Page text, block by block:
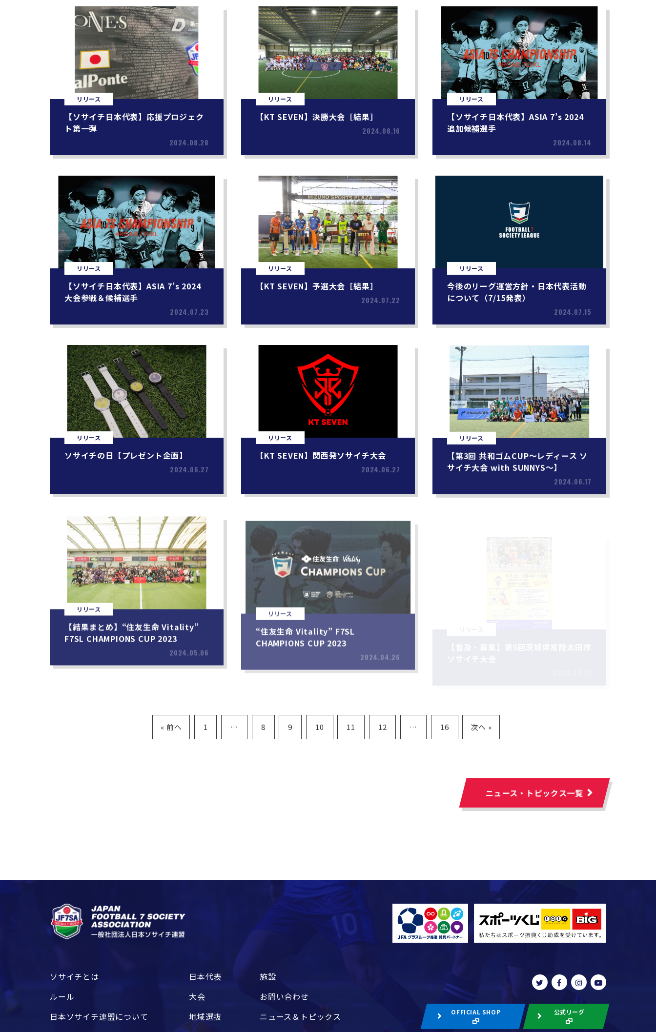
リリース
【ソサイチ日本代表】応援プロジェク
ト第一弾
2024.08.28
リリース
【KT SEVEN】決勝大会［結果］
2024.08.16
リリース
【ソサイチ日本代表】ASIA 7’s 2024
追加候補選手
2024.08.14
リリース
【ソサイチ日本代表】ASIA 7’s 2024
大会参戦＆候補選手
2024.07.23
リリース
【KT SEVEN】予選大会［結果］
2024.07.22
リリース
今後のリーグ運営方針・日本代表活動
について（7/15発表）
2024.07.15
リリース
ソサイチの日【プレゼント企画】
2024.06.27
リリース
【KT SEVEN】関西発ソサイチ大会
2024.06.27
リリース
【第3回 共和ゴムCUP〜レディース ソ
サイチ大会 with SUNNYS〜】
2024.06.17
リリース
【結果まとめ】“住友生命 Vitality”
F7SL CHAMPIONS CUP 2023
2024.05.06
リリース
CHAMPIONS CUP 2023
« 前へ 1 … 8 9 10 11 12 … 16 次へ »
ニュース・トピックス一覧
ソサイチとは
ルール
日本ソサイチ連盟について
日本代表
大会
地域選抜
施設
お問い合わせ
ニュース＆トピックス
OFFICIAL SHOP 公式リーグ